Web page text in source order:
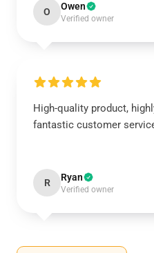
O Owen
Verified owner
High-quality product,
fantastic customer
R Ryan
Verified owner